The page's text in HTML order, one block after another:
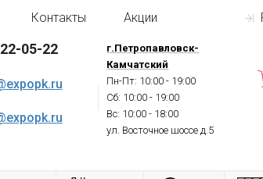
Контакты Акции
05-22
г.Петропавловск-
Камчатский
Пн-Пт: 10:00 - 19:00
Сб: 10:00 - 19:00
Вс: 10:00 - 18:00
ул. Восточное шоссе д.5